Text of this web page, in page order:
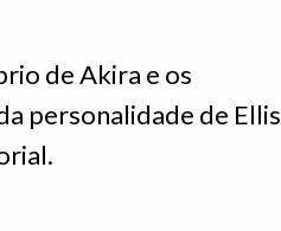
de Akira e os
personalidade de Ellis